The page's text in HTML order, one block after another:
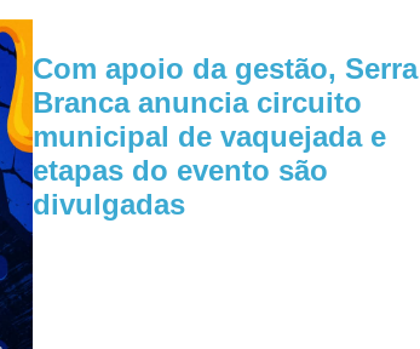
Com apoio da gestão, Serra
Branca anuncia circuito
municipal de vaquejada e
etapas do evento são
divulgadas